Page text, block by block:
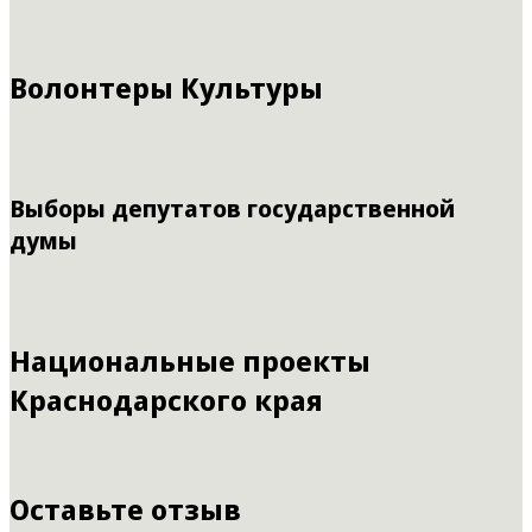
Волонтеры Культуры
Выборы депутатов государственной
думы
Национальные проекты
Краснодарского края
Оставьте отзыв